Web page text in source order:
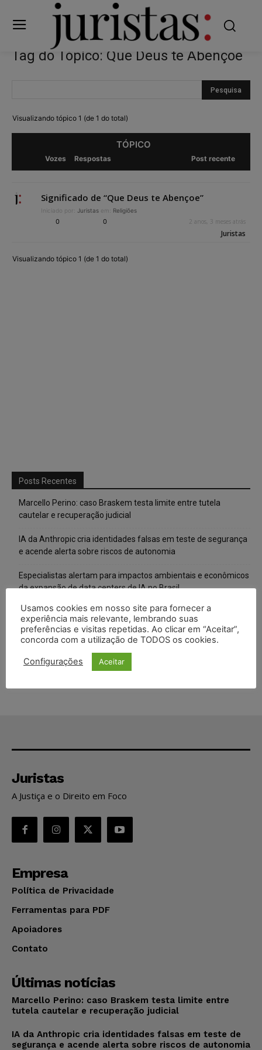
Tag do Tópico: Que Deus te Abençoe
Visualizando tópico 1 (de 1 do total)
TÓPICO
Vozes Respostas Post recente
Significado de “Que Deus te Abençoe”
Iniciado por: Juristas em: Religiões
0 0 2 anos, 3 meses atrás
Juristas
Visualizando tópico 1 (de 1 do total)
Posts Recentes
Marcello Perino: caso Braskem testa limite entre tutela
cautelar e recuperação judicial
IA da Anthropic cria identidades falsas em teste de segurança
e acende alerta sobre riscos de autonomia
Especialistas alertam para impactos ambientais e econômicos
da expansão de data centers de IA no Brasil
TSE reforça que sistemas das urnas eletrônicas tornam-se
invioláveis após assinatura digital e lacração
STF inicia julgamento sobre constitucionalidade da proibição
dos jogos de azar no Brasil
Juristas
A Justiça e o Direito em Foco
Empresa
Política de Privacidade
Ferramentas para PDF
Apoiadores
Contato
Últimas notícias
Marcello Perino: caso Braskem testa limite entre
tutela cautelar e recuperação judicial
IA da Anthropic cria identidades falsas em teste de
segurança e acende alerta sobre riscos de autonomia
Usamos cookies em nosso site para fornecer a
experiência mais relevante, lembrando suas
preferências e visitas repetidas. Ao clicar em “Aceitar”,
concorda com a utilização de TODOS os cookies.
Configurações Aceitar